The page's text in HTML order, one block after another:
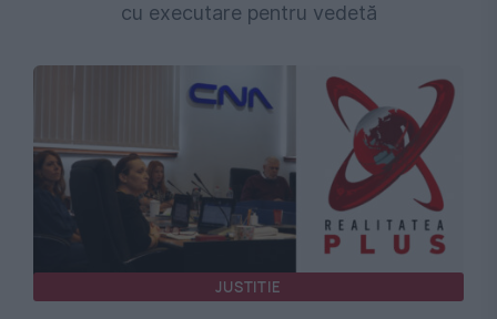
cu executare pentru vedetă
JUSTITIE